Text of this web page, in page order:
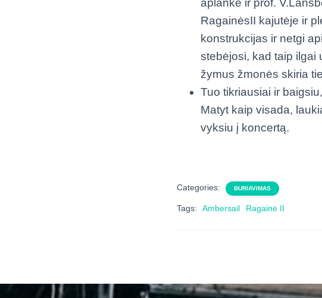
aplanke ir prof.
RagainėsII kajutėje ir
konstrukcijas ir netgi
stebėjosi, kad taip ilgai
žymus žmonės skiria
Tuo tikriausiai ir
Matyt kaip visada,
vyksiu į koncertą.
Categories: BURIAVIMAS
Tags: Ambersail Ragainė II